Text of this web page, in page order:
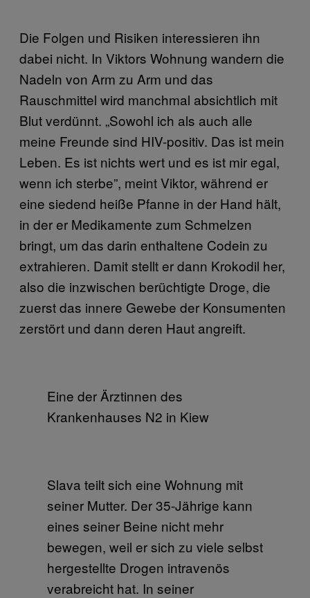
Die Folgen und Risiken interessieren ihn
dabei nicht. In Viktors Wohnung wandern die
Nadeln von Arm zu Arm und das
Rauschmittel wird manchmal absichtlich mit
Blut verdünnt. „Sowohl ich als auch alle
meine Freunde sind HIV-positiv. Das ist mein
Leben. Es ist nichts wert und es ist mir egal,
wenn ich sterbe”, meint Viktor, während er
eine siedend heiße Pfanne in der Hand hält,
in der er Medikamente zum Schmelzen
bringt, um das darin enthaltene Codein zu
extrahieren. Damit stellt er dann Krokodil her,
also die inzwischen berüchtigte Droge, die
zuerst das innere Gewebe der Konsumenten
zerstört und dann deren Haut angreift.
Eine der Ärztinnen des
Krankenhauses N2 in Kiew
Slava teilt sich eine Wohnung mit
seiner Mutter. Der 35-Jährige kann
eines seiner Beine nicht mehr
bewegen, weil er sich zu viele selbst
hergestellte Drogen intravenös
verabreicht hat. In seiner